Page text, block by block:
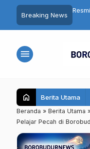
Breaking News
Asal Magelang
Polisi
menu
home Berita Utama
Beranda » Berita Utama
Pelajar Pecah di